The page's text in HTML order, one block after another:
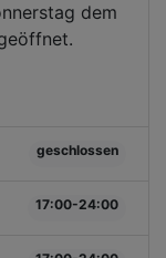
dem
geschlossen
17:00-24:00